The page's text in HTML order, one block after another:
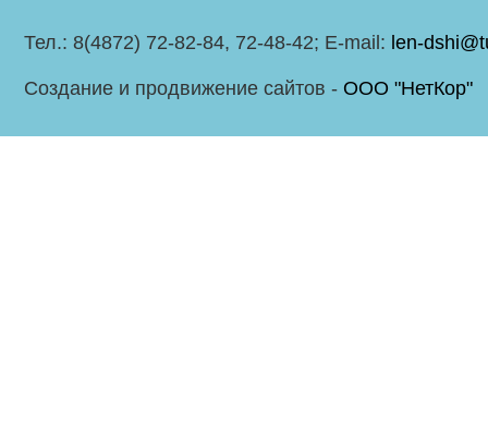
Тел.: 8(4872) 72-82-84, 72-48-42; E-mail: len-
Создание и продвижение сайтов - ООО "НетКор"